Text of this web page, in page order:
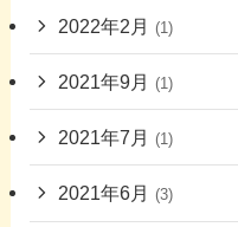
2022年2月 (1)
2021年9月 (1)
2021年7月 (1)
2021年6月 (3)